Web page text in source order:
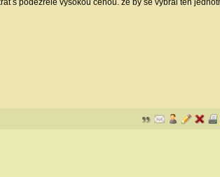
s podezřele vysokou cenou. že by se vybral ten